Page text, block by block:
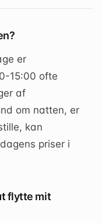
er
15:00 ofte
af
om natten, er
kan
priser i
flytte mit